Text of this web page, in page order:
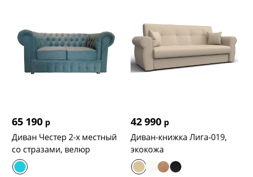
65 190 р
Диван Честер 2-х местный
со стразами, велюр
42 990 р
Диван-книжка Лига-019,
экокожа